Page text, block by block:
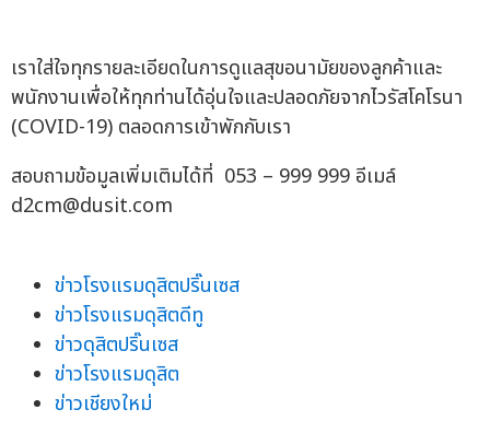
เราใส่ใจทุกรายละเอียดในการดูแลสุขอนามัยของลูกค้าและ
พนักงานเพื่อให้ทุกท่านได้อุ่นใจและปลอดภัยจากไวรัสโคโรนา
(COVID-19) ตลอดการเข้าพักกับเรา
สอบถามข้อมูลเพิ่มเติมได้ที่ 053 – 999 999 อีเมล์
d2cm@dusit.com
ข่าวโรงแรมดุสิตปริ๊นเซส
ข่าวโรงแรมดุสิตดีทู
ข่าวดุสิตปริ๊นเซส
ข่าวโรงแรมดุสิต
ข่าวเชียงใหม่